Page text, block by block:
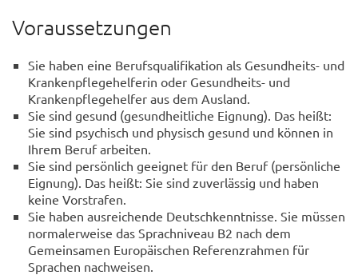
Voraussetzungen
Sie haben eine Berufsqualifikation als Gesundheits- und
Krankenpflegehelferin oder Gesundheits- und
Krankenpflegehelfer aus dem Ausland.
Sie sind gesund (gesundheitliche Eignung). Das heißt:
Sie sind psychisch und physisch gesund und können in
Ihrem Beruf arbeiten.
Sie sind persönlich geeignet für den Beruf (persönliche
Eignung). Das heißt: Sie sind zuverlässig und haben
keine Vorstrafen.
Sie haben ausreichende Deutschkenntnisse. Sie müssen
normalerweise das Sprachniveau B2 nach dem
Gemeinsamen Europäischen Referenzrahmen für
Sprachen nachweisen.